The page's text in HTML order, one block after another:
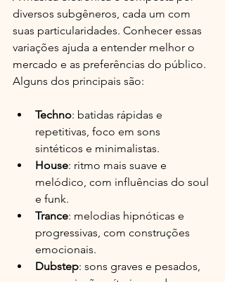
diversos subgêneros, cada um com
suas particularidades. Conhecer essas
variações ajuda a entender melhor o
mercado e as preferências do público.
Alguns dos principais são:
Techno: batidas rápidas e
repetitivas, foco em sons
sintéticos e minimalistas.
House: ritmo mais suave e
melódico, com influências do soul
e funk.
Trance: melodias hipnóticas e
progressivas, com construções
emocionais.
Dubstep: sons graves e pesados,